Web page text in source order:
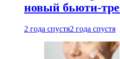
новый бьюти-
2 года спустя2 года спустя